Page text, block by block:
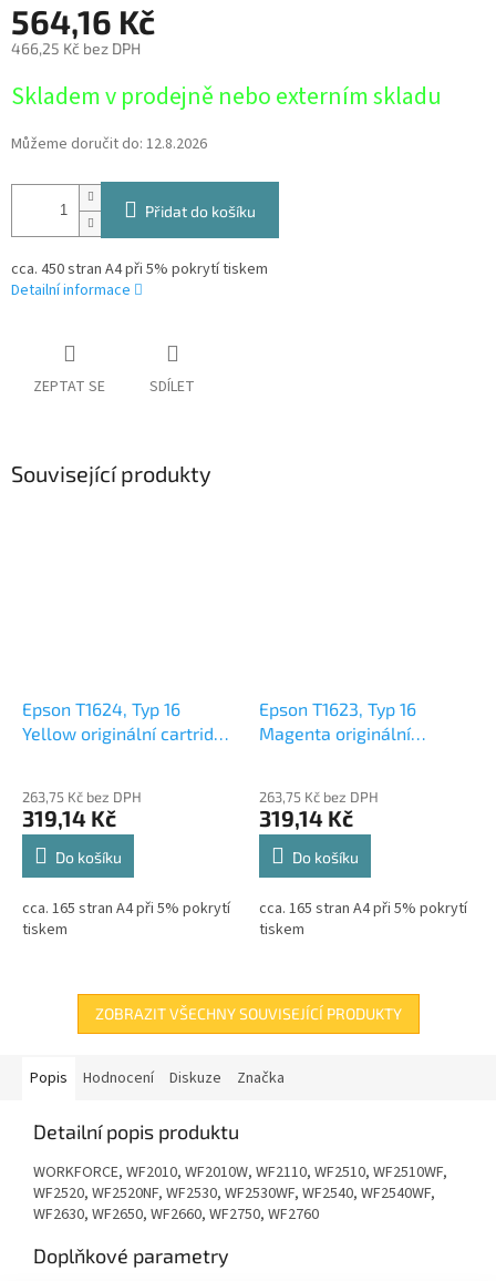
564,16 Kč
466,25 Kč bez DPH
cena:
Skladem v prodejně nebo externím skladu
Můžeme doručit do: 12.8.2026
Přidat do košíku
cca. 450 stran A4 při 5% pokrytí tiskem
Detailní informace
ZEPTAT SE SDÍLET
Související produkty
Epson T1624, Typ 16
Yellow originální cartridge
263,75 Kč bez DPH
319,14 Kč
Do košíku
cca. 165 stran A4 při 5% pokrytí
tiskem
Epson T1623, Typ 16
Magenta originální
263,75 Kč bez DPH
319,14 Kč
Do košíku
cca. 165 stran A4 při 5% pokrytí
tiskem
ZOBRAZIT VŠECHNY SOUVISEJÍCÍ PRODUKTY
Popis Hodnocení Diskuze Značka
Detailní popis produktu
WORKFORCE, WF2010, WF2010W, WF2110, WF2510, WF2510WF,
WF2520, WF2520NF, WF2530, WF2530WF, WF2540, WF2540WF,
WF2630, WF2650, WF2660, WF2750, WF2760
Doplňkové parametry